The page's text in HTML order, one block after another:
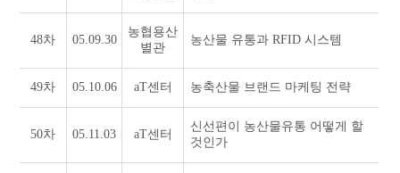
48차 05.09.30
농협용산
별관
농산물 유통과 RFID 시스템
49차 05.10.06 aT센터 농축산물 브랜드 마케팅 전략
50차 05.11.03 aT센터
신선편이 농산물유통 어떻게 할
것인가